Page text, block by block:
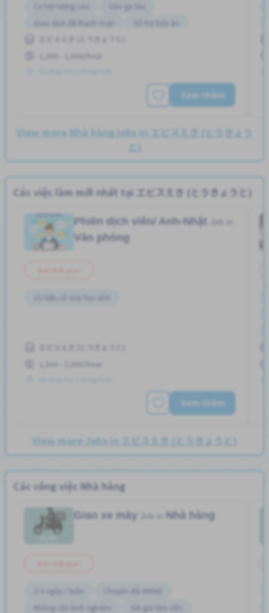
Cơ hội lương cao
Gần ga tàu
Giao dịch đã thanh toán
エビスえき (とうきょうと)
1,300 - 1,500/hour
Xem thêm
View more Nhà hàng jobs in エビスえき (とうきょう
と)
Các việc làm mới nhất tại エビスえき (とうきょうと)
Phiên dịch viên/ Anh-Nhật
Văn phòng
エビスえき (とうきょうと)
1,500 - 2,000/hour
Xem thêm
View more Jobs in エビスえき (とうきょうと)
Các công việc Nhà hàng
Giao xe máy Nhà hàng
2-3 ngày / tuần
Chuyển đổi WKND
Không cần kinh nghiệm
Vài giờ làm việc